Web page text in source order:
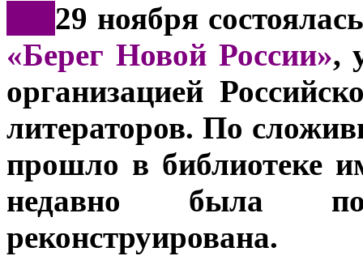
29 ноября
«Берег Новой России»,
организацией
литераторов. По
прошло в библиотеке
недавно была
реконструирована.